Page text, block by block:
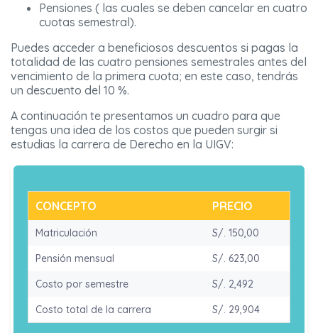
Pensiones ( las cuales se deben cancelar en cuatro
cuotas semestral).
Puedes acceder a beneficiosos descuentos si pagas la
totalidad de las cuatro pensiones semestrales antes del
vencimiento de la primera cuota; en este caso, tendrás
un descuento del 10 %.
A continuación te presentamos un cuadro para que
tengas una idea de los costos que pueden surgir si
estudias la carrera de Derecho en la UIGV:
CONCEPTO PRECIO
Matriculación
S/. 150,00
Pensión mensual
S/. 623,00
Costo por semestre
S/. 2,492
Costo total de la carrera
S/. 29,904